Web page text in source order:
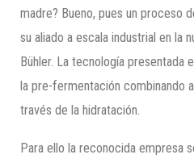
madre? Bueno, pues un proceso
su aliado a escala industrial en la
Bühler. La tecnología presentada
la pre-fermentación combinando
través de la hidratación.
Para ello la reconocida empresa